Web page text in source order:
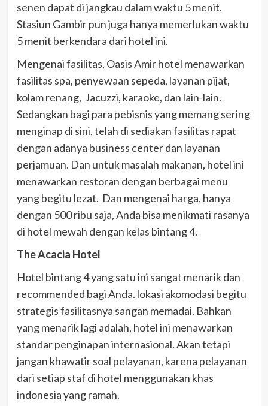
senen dapat di jangkau dalam waktu 5 menit.
Stasiun Gambir pun juga hanya memerlukan waktu
5 menit berkendara dari hotel ini.
Mengenai fasilitas, Oasis Amir hotel menawarkan
fasilitas spa, penyewaan sepeda, layanan pijat,
kolam renang, Jacuzzi, karaoke, dan lain-lain.
Sedangkan bagi para pebisnis yang memang sering
menginap di sini, telah di sediakan fasilitas rapat
dengan adanya business center dan layanan
perjamuan. Dan untuk masalah makanan, hotel ini
menawarkan restoran dengan berbagai menu
yang begitu lezat. Dan mengenai harga, hanya
dengan 500 ribu saja, Anda bisa menikmati rasanya
di hotel mewah dengan kelas bintang 4.
The Acacia Hotel
Hotel bintang 4 yang satu ini sangat menarik dan
recommended bagi Anda. lokasi akomodasi begitu
strategis fasilitasnya sangan memadai. Bahkan
yang menarik lagi adalah, hotel ini menawarkan
standar penginapan internasional. Akan tetapi
jangan khawatir soal pelayanan, karena pelayanan
dari setiap staf di hotel menggunakan khas
indonesia yang ramah.